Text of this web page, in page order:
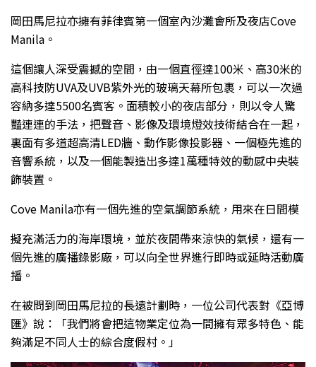
岡田馬尼拉亦擁有菲律賓第一個室內沙灘會所及夜店Cove
Manila。
這個讓人深受震撼的空間，由一個直徑達100米、高30米的
高科技防UVA及UVB紫外光的玻璃天幕所包裹，可以一次過
容納多達5500名賓客。面積較小的夜店部分，則以令人驚
豔連連的手法，把聲音、影像及環境燈效技術結合在一起，
裏面有多道超高清LED牆、動作影像投影器、一個極先進的
音響系統，以及一個能製造出多達1萬種特效的動感中央裝
飾裝置。
Cove Manila亦有一個先進的空氣調節系統，用來在日間模
擬充滿活力的海岸環境，並於夜間帶來涼快的氣候，還有一
個先進的廣播錄影廠，可以向全世界進行即時或延時活動廣
播。
在被問到岡田馬尼拉的長遠計劃時，一位公司代表對《亞博
匯》說：「我們將會把這物業定位為一間擁有眾多特色、能
夠滿足不同人士的綜合度假村。」